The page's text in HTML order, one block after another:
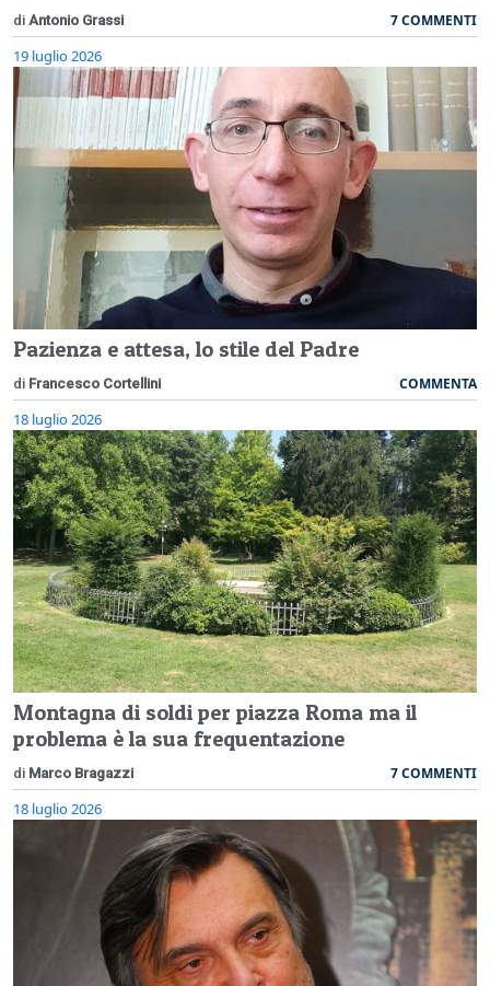
di Antonio Grassi 7 COMMENTI
19 luglio 2026
Pazienza e attesa, lo stile del Padre
di Francesco Cortellini COMMENTA
18 luglio 2026
Montagna di soldi per piazza Roma ma il
problema è la sua frequentazione
di Marco Bragazzi 7 COMMENTI
18 luglio 2026